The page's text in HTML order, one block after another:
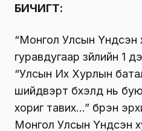
БИЧИГТ:
“Монгол Улсын Үндсэн
гуравдугаар зүйлийн 1
“Улсын Их Хурлын
шийдвэрт бүхэлд нь
хориг тавих…” бүрэн
Монгол Улсын Үндсэн